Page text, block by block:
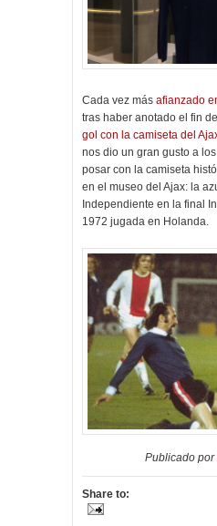
Cada vez más afianzado
tras haber anotado el fin
gol con la camiseta del
nos dio un gran gusto a
posar con la camiseta
en el museo del Ajax: la
Independiente en la final
1972 jugada en Holanda.
Publicado por
Share to: